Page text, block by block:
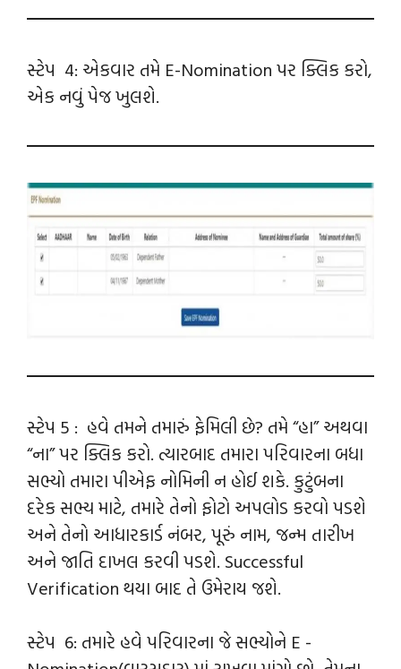
સ્ટેપ 4: એકવાર તમે E-Nomination પર ક્લિક કરો,
એક નવું પેજ ખુલશે.
સ્ટેપ 5 : હવે તમને તમારું ફેમિલી છે? તમે “હા” અથવા
“ના” પર ક્લિક કરો. ત્યારબાદ તમારા પરિવારના બધા
સભ્યો તમારા પીએફ નોમિની ન હોઈ શકે. કુટુંબના
દરેક સભ્ય માટે, તમારે તેનો ફોટો અપલોડ કરવો પડશે
અને તેનો આધારકાર્ડ નંબર, પૂરું નામ, જન્મ તારીખ
અને જાતિ દાખલ કરવી પડશે. Successful
Verification થયા બાદ તે ઉમેરાય જશે.
સ્ટેપ 6: તમારે હવે પરિવારના જે સભ્યોને E -